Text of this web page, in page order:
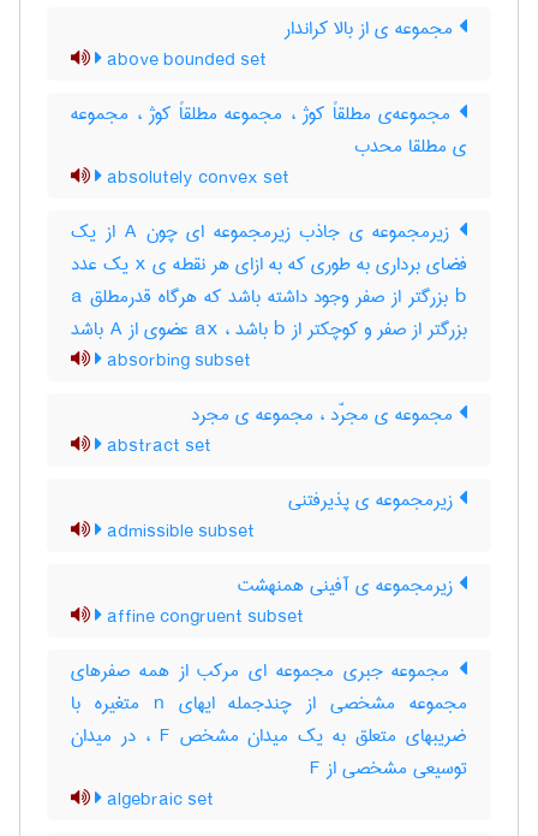
مجموعه ی از بالا کراندار
above bounded set
مجموعه‌ی مطلقاً کوژ ، مجموعه مطلقاً کوژ ، مجموعه
ی مطلقا محدب
absolutely convex set
زیرمجموعه ی جاذب زیرمجموعه ای چون A از یک
فضای برداری به طوری که به ازای هر نقطه ی x یک عدد
b بزرگتر از صفر وجود داشته باشد که هرگاه قدرمطلق a
بزرگتر از صفر و کوچکتر از b باشد ، ax عضوی از A باشد
absorbing subset
مجموعه ی مجرّد ، مجموعه ی مجرد
abstract set
زیرمجموعه ی پذیرفتنی
admissible subset
زیرمجموعه ی آفینی همنهشت
affine congruent subset
مجموعه جبری مجموعه ای مرکب از همه صفرهای
مجموعه مشخصی از چندجمله ایهای n متغیره با
ضریبهای متعلق به یک میدان مشخص F ، در میدان
توسیعی مشخصی از F
algebraic set